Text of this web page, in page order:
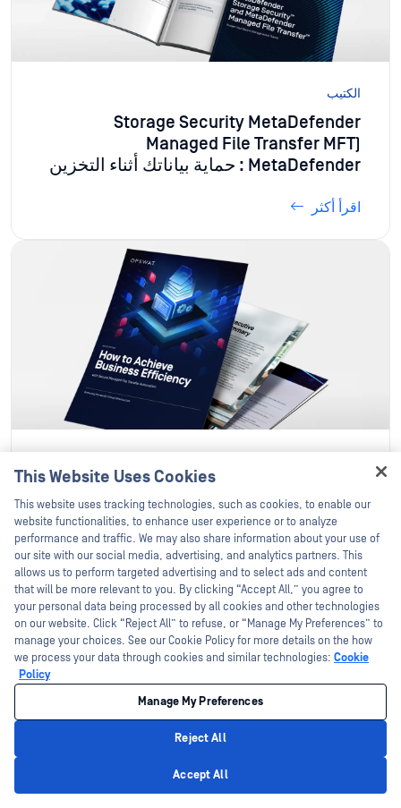
الكتيب
Storage Security MetaDefender
Managed File Transfer MFT)
MetaDefender : حماية بياناتك أثناء التخزين
اقرأ أكثر
اقرأ أكثر
عرض المزيد
This Website Uses Cookies
This website uses tracking technologies, such as cookies, to enable our
website functionalities, to enhance user experience or to analyze
performance and traffic. We may also share information about your use of
our site with our social media, advertising, and analytics partners. This
allows us to perform targeted advertising and to select ads and content
that will be more relevant to you. By clicking “Accept All,” you agree to
your personal data being processed by all cookies and other technologies
on our website. Click “Reject All” to refuse, or “Manage My Preferences” to
manage your choices. See our Cookie Policy for more details on the how
we process your data through cookies and similar technologies: Cookie
Policy
Manage My Preferences
Reject All
Accept All
Hey there!
I'm Ozzy, your OPSWAT virtual assistant.
How can I help you secure what's critical
today?